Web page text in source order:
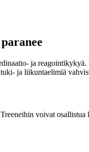
ja
ja liikuntaelimiä
voivat